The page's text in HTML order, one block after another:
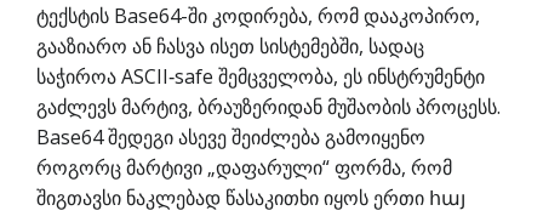
ტექსტის Base64-ში კოდირება, რომ დააკოპირო,
გააზიარო ან ჩასვა ისეთ სისტემებში, სადაც
საჭიროა ASCII‑safe შემცველობა, ეს ინსტრუმენტი
გაძლევს მარტივ, ბრაუზერიდან მუშაობის პროცესს.
Base64 შედეგი ასევე შეიძლება გამოიყენო
როგორც მარტივი „დაფარული“ ფორმა, რომ
შიგთავსი ნაკლებად წასაკითხი იყოს ერთი հայ